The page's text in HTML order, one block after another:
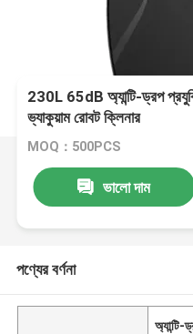
230L 65dB অ্যান্টি-ড্রপ
ভ্যাকুয়াম রোবট ক্লিনার
MOQ：500PCS
ভালো দাম
পণ্যের বর্ণনা